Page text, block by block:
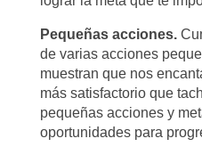
Pequeñas acciones.
de varias acciones
muestran que nos
más satisfactorio que
pequeñas acciones y
oportunidades para